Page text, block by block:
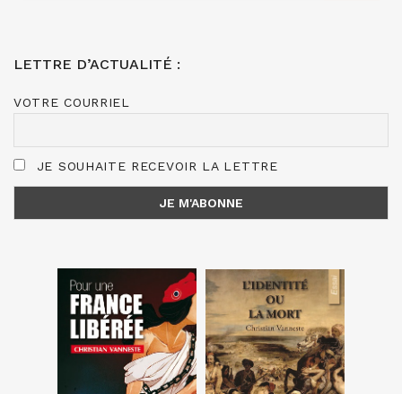
LETTRE D’ACTUALITÉ :
VOTRE COURRIEL
JE SOUHAITE RECEVOIR LA LETTRE